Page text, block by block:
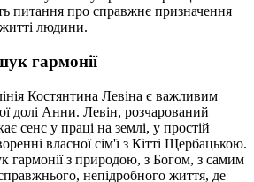
питання про справжнє призначення
людини.
гармонії
Костянтина Левіна є важливим
долі Анни. Левін, розчарований
сенс у праці на землі, у простій
власної сім'ї з Кітті Щербацькою.
з природою, з Богом, з самим
непідробного життя, де